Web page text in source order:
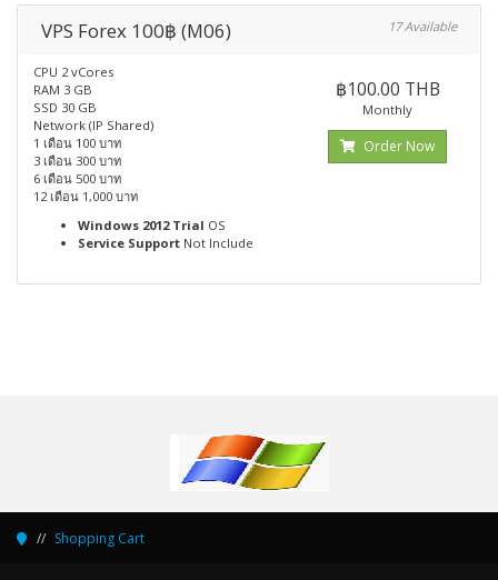
VPS Forex 100฿ (M06) 17 Available
CPU 2 vCores
RAM 3 GB
SSD 30 GB
Network (IP Shared)
1 เดือน 100 บาท
3 เดือน 300 บาท
6 เดือน 500 บาท
12 เดือน 1,000 บาท
Windows 2012 Trial OS
Service Support Not Include
฿100.00 THB
Monthly
Order Now
Shopping Cart